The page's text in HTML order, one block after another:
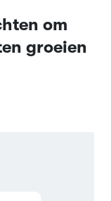
om
groeien